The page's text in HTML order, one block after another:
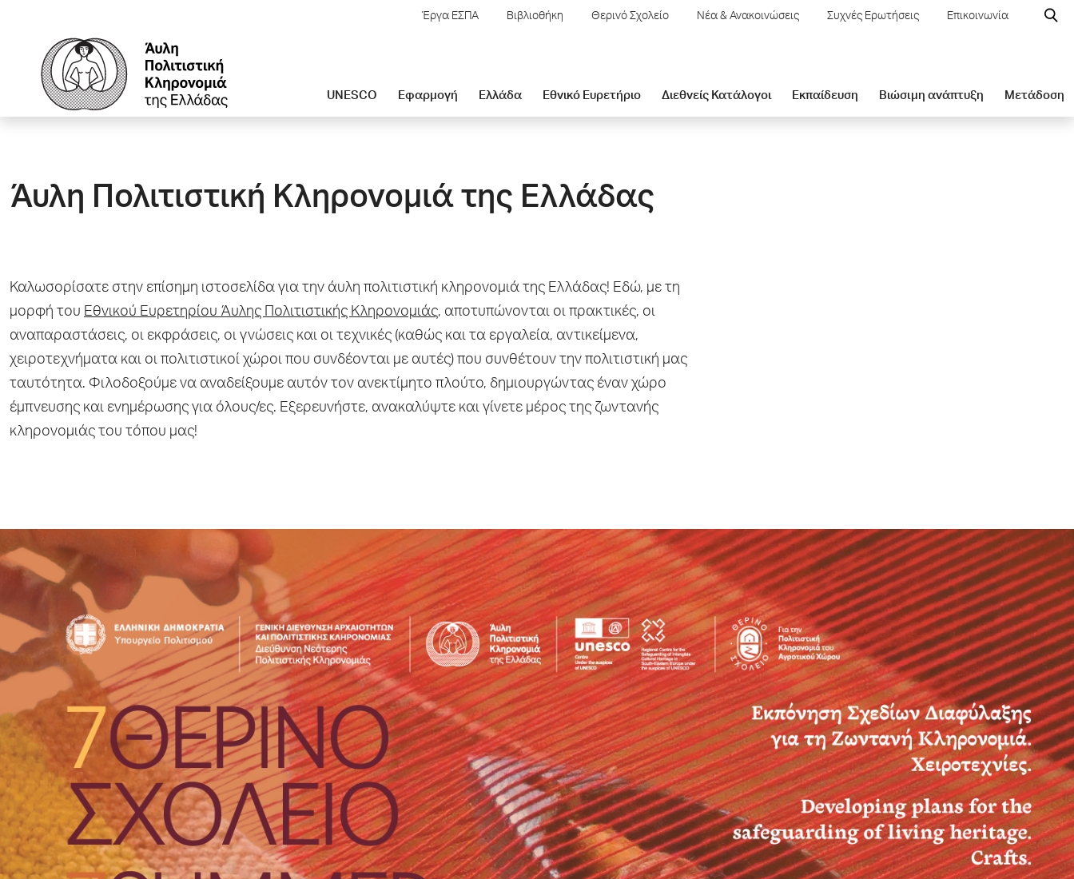
Έργα ΕΣΠΑ Βιβλιοθήκη Θερινό Σχολείο Νέα & Ανακοινώσεις Συχνές Ερωτήσεις Επικοινωνία
UNESCO Εφαρμογή Ελλάδα Εθνικό Ευρετήριο Διεθνείς Κατάλογοι Εκπαίδευση Βιώσιμη ανάπτυξη Μετάδοση
Άυλη Πολιτιστική Κληρονομιά της Ελλάδας
Καλωσορίσατε στην επίσημη ιστοσελίδα για την άυλη πολιτιστική κληρονομιά της Ελλάδας! Εδώ, με τη
μορφή του Εθνικού Ευρετηρίου Άυλης Πολιτιστικής Κληρονομιάς, αποτυπώνονται οι πρακτικές, οι
αναπαραστάσεις, οι εκφράσεις, οι γνώσεις και οι τεχνικές (καθώς και τα εργαλεία, αντικείμενα,
χειροτεχνήματα και οι πολιτιστικοί χώροι που συνδέονται με αυτές) που συνθέτουν την πολιτιστική μας
ταυτότητα. Φιλοδοξούμε να αναδείξουμε αυτόν τον ανεκτίμητο πλούτο, δημιουργώντας έναν χώρο
έμπνευσης και ενημέρωσης για όλους/ες. Εξερευνήστε, ανακαλύψτε και γίνετε μέρος της ζωντανής
κληρονομιάς του τόπου μας!